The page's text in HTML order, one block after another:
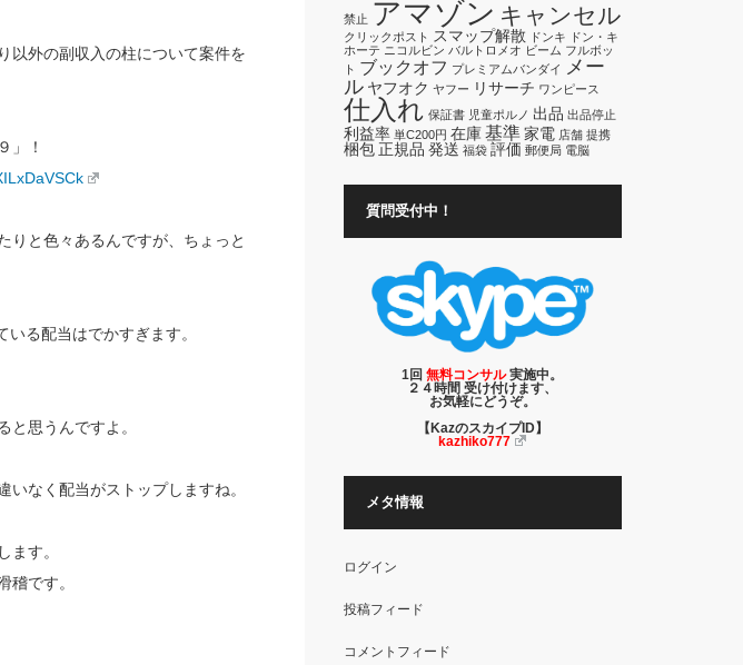
以外の副収入の柱について案件を
」！
りと色々あるんですが、ちょっと
る配当はでかすぎます。
と思うんですよ。
なく配当がストップしますね。
ます。
稽です。
禁止 アマゾン キャンセル
クリックポスト スマップ解散 ドンキ
ドン・キ
ホーテ ニコルビン バルトロメオ ビーム フルボッ
ト ブックオフ プレミアムバンダイ メー
ル ヤフオク ヤフー リサーチ ワンピース
仕入れ 保証書 児童ポルノ 出品 出品停止
利益率 単C200円 在庫 基準 家電 店舗 提携
梱包 正規品 発送 福袋 評価 郵便局 電脳
質問受付中！
1回 無料コンサル実施中。
２４時間 受け付けます、
お気軽にどうぞ。
【KazのスカイプID】
kazhiko777
メタ情報
ログイン
投稿フィード
コメントフィード